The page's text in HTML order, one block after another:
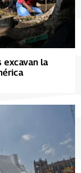
excavan la